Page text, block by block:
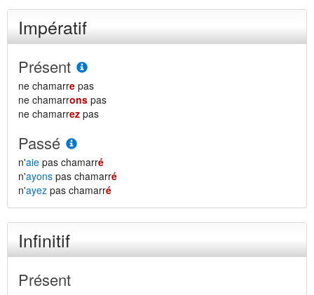
Impératif
Présent
ne chamarre pas
ne chamarrons pas
ne chamarrez pas
Passé
n'aie pas chamarré
n'ayons pas chamarré
n'ayez pas chamarré
Infinitif
Présent